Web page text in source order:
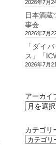
2026年7月
日本酒蔵
事会
2026年7月
「ダイ
ス」「
2026年7月
アーカイ
カテゴリ